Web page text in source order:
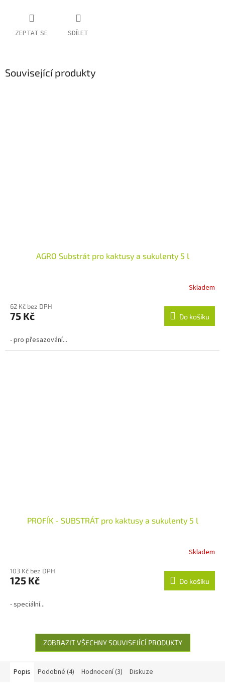
ZEPTAT SE SDÍLET
Související produkty
AGRO Substrát pro kaktusy a sukulenty 5 l
produktu
je
Skladem
62 Kč bez DPH
75 Kč Do košíku
- pro přesazování...
PROFÍK - SUBSTRÁT pro kaktusy a sukulenty 5 l
produktu
je
Skladem
103 Kč bez DPH
125 Kč Do košíku
- speciální...
ZOBRAZIT VŠECHNY SOUVISEJÍCÍ PRODUKTY
Popis Podobné (4) Hodnocení (3) Diskuze